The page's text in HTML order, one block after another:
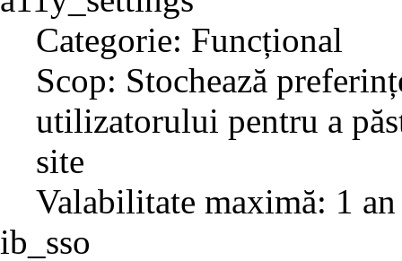
Categorie: Funcțional
Scop: Stochează
utilizatorului pentru a
site
Valabilitate maximă: 1 an
ib_sso